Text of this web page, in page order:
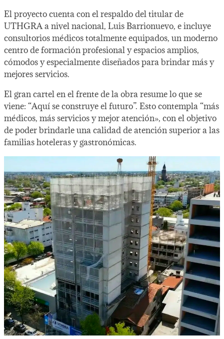
El proyecto cuenta con el respaldo del titular de
UTHGRA a nivel nacional, Luis Barrionuevo, e incluye
consultorios médicos totalmente equipados, un moderno
centro de formación profesional y espacios amplios,
cómodos y especialmente diseñados para brindar más y
mejores servicios.
El gran cartel en el frente de la obra resume lo que se
viene: “Aquí se construye el futuro”. Esto contempla “más
médicos, más servicios y mejor atención», con el objetivo
de poder brindarle una calidad de atención superior a las
familias hoteleras y gastronómicas.